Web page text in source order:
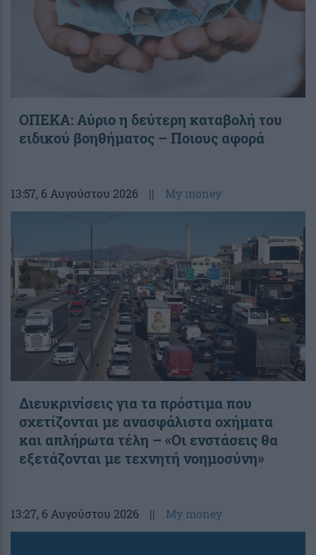
ΟΠΕΚΑ: Αύριο η δεύτερη καταβολή του
ειδικού βοηθήματος – Ποιους αφορά
13:57, 6 Αυγούστου 2026 || My money
Διευκρινίσεις για τα πρόστιμα που
σχετίζονται με ανασφάλιστα οχήματα
και απλήρωτα τέλη – «Οι ενστάσεις θα
εξετάζονται με τεχνητή νοημοσύνη»
13:27, 6 Αυγούστου 2026 || My money